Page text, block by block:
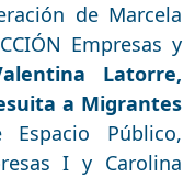
de Marcela
Empresas y
Latorre,
a Migrantes
Espacio Público,
I y Carolina